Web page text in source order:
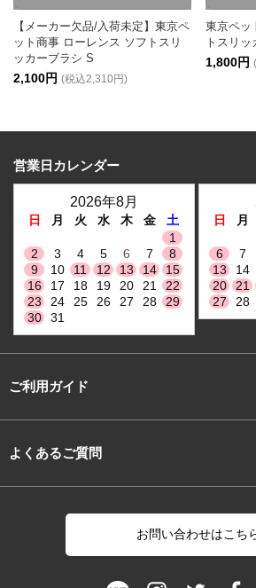
【メーカー欠品/入荷未定】東京ペ
ット商事 ローレンス ソフトスリ
ッカーブラシ S
2,100円 (税込2,310円)
東京ペッ
トスリ
1,800円
営業日カレンダー
2026年8月
日 月 火 水 木 金
土
1
2
3 4 5 6 7
8
9
10 11 12 13 14
15
16
17 18 19 20 21
22
23
24 25 26 27 28
29
30
31
日 月
6
7
13
14
20
21
27
28
ご利用ガイド
よくあるご質問
お問い合わせはこち